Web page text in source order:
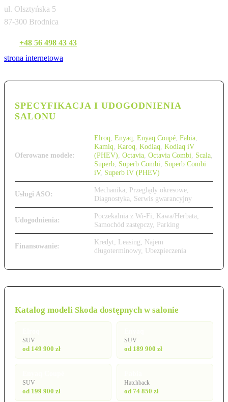
ul. Olsztyńska 5
87-300 Brodnica
+48 56 498 43 43
strona internetowa
SPECYFIKACJA I UDOGODNIENIA
SALONU
Oferowane modele:
Elroq Enyaq Enyaq Coupé Fabia
Kamiq Karoq Kodiaq Kodiaq iV
(PHEV) Octavia Octavia Combi Scala
Superb Superb Combi
Superb Combi
iV, Superb iV (PHEV)
Usługi ASO:
Mechanika, Przeglądy okresowe,
Diagnostyka, Serwis gwarancyjny
Udogodnienia:
Poczekalnia z Wi-Fi, Kawa/Herbata,
Samochód zastępczy, Parking
Finansowanie:
Kredyt, Leasing, Najem
długoterminowy, Ubezpieczenia
Katalog modeli Skoda dostępnych w salonie
SUV
od 149 900 zł
SUV
od 189 900 zł
SUV
od 199 900 zł
Hatchback
od 74 850 zł